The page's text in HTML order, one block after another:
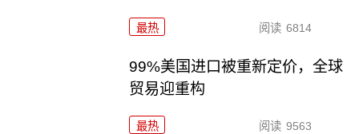
最热 阅读 6814
99%美国进口被重新定价，全球
贸易迎重构
最热 阅读 9563